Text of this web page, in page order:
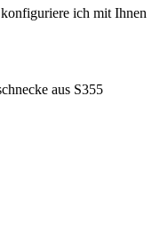
ich mit Ihnen
aus S355